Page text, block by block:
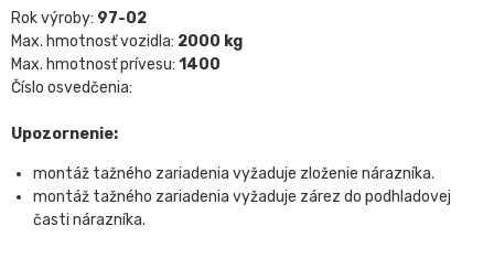
Rok výroby: 97-02
Max. hmotnosť vozidla: 2000 kg
Max. hmotnosť prívesu: 1400
Číslo osvedčenia:
Upozornenie:
montáž tažného zariadenia vyžaduje zloženie nárazníka.
montáž tažného zariadenia vyžaduje zárez do podhladovej
časti nárazníka.